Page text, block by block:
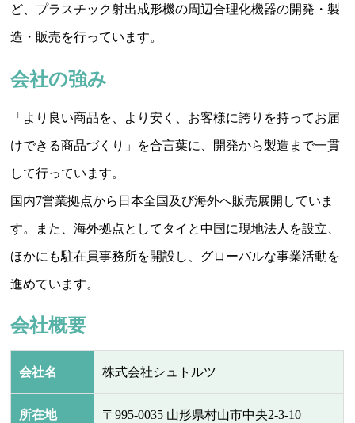
ど、プラスチック射出成形機の周辺合理化機器の開発・製
造・販売を行っています。
会社の強み
「より良い商品を、より安く、お客様に誇りを持ってお届
けできる商品づくり」を合言葉に、開発から製造まで一貫
して行っています。
国内7営業拠点から日本全国及び海外へ販売展開していま
す。また、海外拠点としてタイと中国に現地法人を設立、
ほかにも駐在員事務所を開設し、グローバルな事業活動を
進めています。
会社概要
会社名 株式会社シュトルツ
所在地 〒995-0035 山形県村山市中央2-3-10